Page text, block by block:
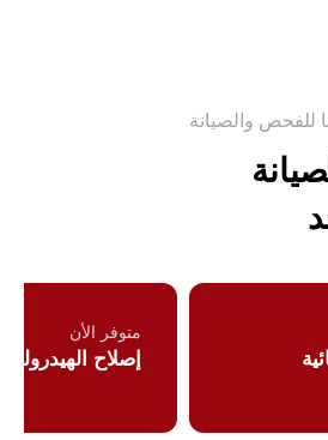
للفحص والصيانة
متوفر الأن
إصلاح الهيدروليك